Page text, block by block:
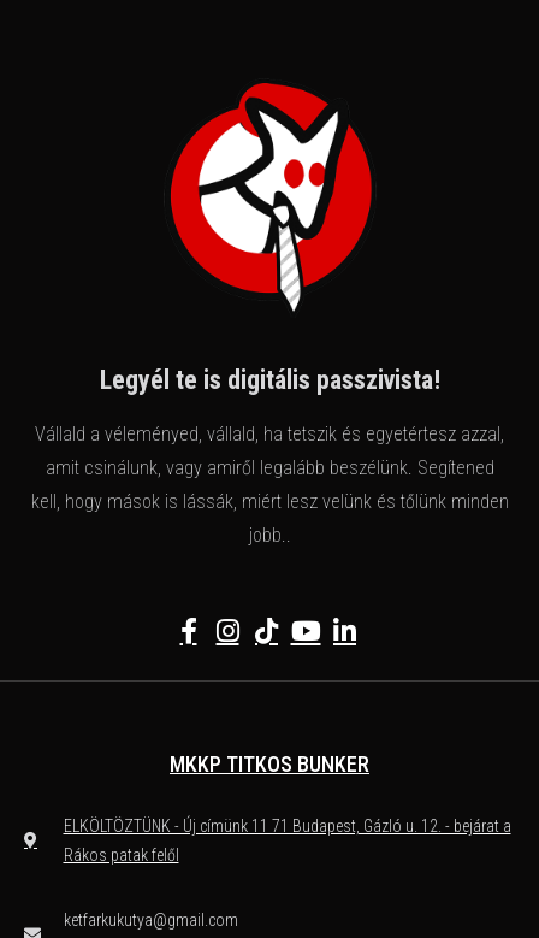
Legyél te is digitális passzivista!
Vállald a véleményed, vállald, ha tetszik és egyetértesz azzal,
amit csinálunk, vagy amiről legalább beszélünk. Segítened
kell, hogy mások is lássák, miért lesz velünk és tőlünk minden
jobb..
MKKP TITKOS BUNKER
ELKÖLTÖZTÜNK - Új címünk 11 71 Budapest, Gázló u. 12. - bejárat a
Rákos patak felől
ketfarkukutya@gmail.com